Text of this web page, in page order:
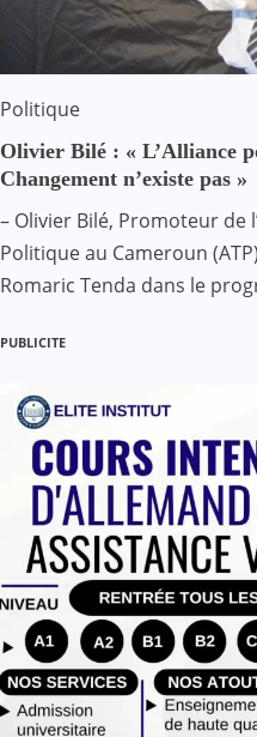
Politique
Olivier Bilé : « L’Alliance
Changement n’existe pas »
– Olivier Bilé, Promoteur de
Politique au Cameroun
Romaric Tenda dans le
PUBLICITE